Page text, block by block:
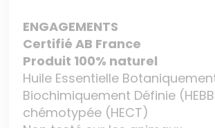
ENGAGEMENTS
Certifié AB France
Produit 100% naturel
Huile Essentielle
Biochimiquement Définie
chémotypée (HECT)